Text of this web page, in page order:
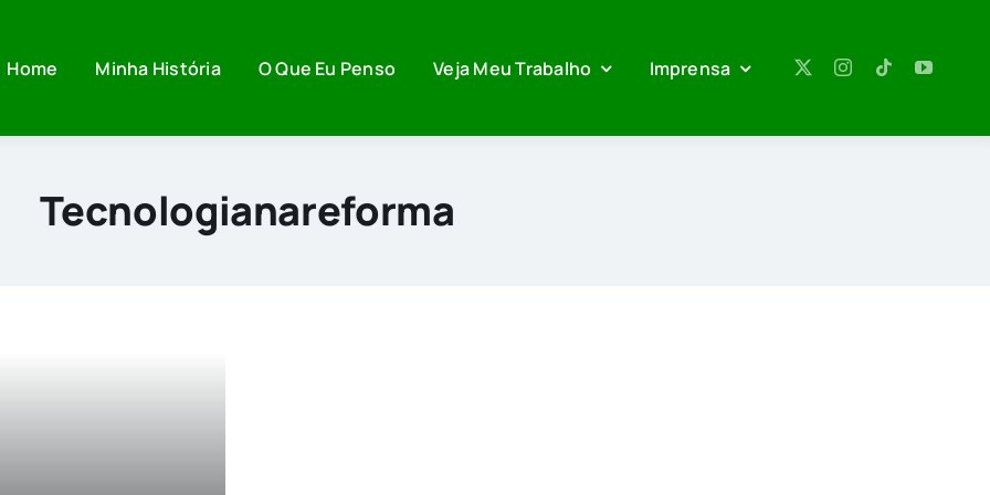
Home Minha História O Que Eu Penso Veja Meu Trabalho Imprensa
Tecnologianareforma